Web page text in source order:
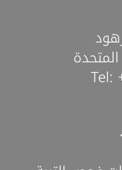
Tel: